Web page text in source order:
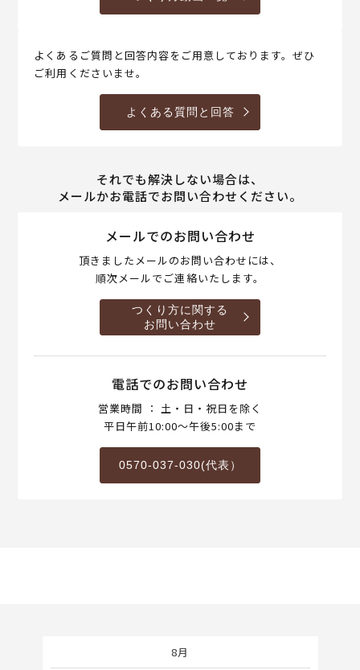
よくあるご質問と回答内容をご用意しております。ぜひ
ご利用くださいませ。
よくある質問と回答
それでも解決しない場合は、
メールかお電話でお問い合わせください。
メールでのお問い合わせ
頂きましたメールのお問い合わせには、
順次メールでご連絡いたします。
つくり方に関する
お問い合わせ
電話でのお問い合わせ
営業時間 ： 土・日・祝日を除く
平日午前10:00～午後5:00まで
0570-037-030(代表）
8月